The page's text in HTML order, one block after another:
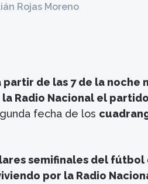
Rojas Moreno
partir de las 7 de la noche
Radio Nacional el
fecha de los
semifinales del fútbol
por la Radio